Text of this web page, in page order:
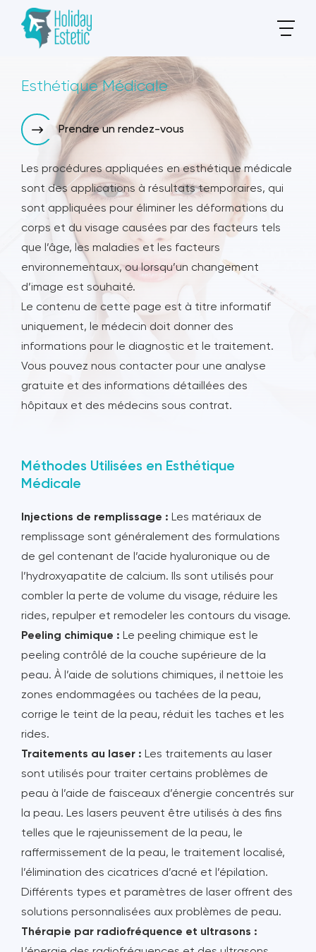
Esthétique Médicale
Prendre un rendez-vous
Les procédures appliquées en esthétique médicale
sont des applications à résultats temporaires, qui
sont appliquées pour éliminer les déformations du
corps et du visage causées par des facteurs tels
que l’âge, les maladies et les facteurs
environnementaux, ou lorsqu’un changement
d’image est souhaité.
Le contenu de cette page est à titre informatif
uniquement, le médecin doit donner des
informations pour le diagnostic et le traitement.
Vous pouvez nous contacter pour une analyse
gratuite et des informations détaillées des
hôpitaux et des médecins sous contrat.
Méthodes Utilisées en Esthétique
Médicale
Injections de remplissage : Les matériaux de
remplissage sont généralement des formulations
de gel contenant de l’acide hyaluronique ou de
l’hydroxyapatite de calcium. Ils sont utilisés pour
combler la perte de volume du visage, réduire les
rides, repulper et remodeler les contours du visage.
Peeling chimique : Le peeling chimique est le
peeling contrôlé de la couche supérieure de la
peau. À l’aide de solutions chimiques, il nettoie les
zones endommagées ou tachées de la peau,
corrige le teint de la peau, réduit les taches et les
rides.
Traitements au laser : Les traitements au laser
sont utilisés pour traiter certains problèmes de
peau à l’aide de faisceaux d’énergie concentrés sur
la peau. Les lasers peuvent être utilisés à des fins
telles que le rajeunissement de la peau, le
raffermissement de la peau, le traitement localisé,
l’élimination des cicatrices d’acné et l’épilation.
Différents types et paramètres de laser offrent des
solutions personnalisées aux problèmes de peau.
Thérapie par radiofréquence et ultrasons :